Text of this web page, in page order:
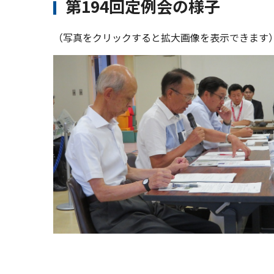
第194回定例会の様子
（写真をクリックすると拡大画像を表示できます